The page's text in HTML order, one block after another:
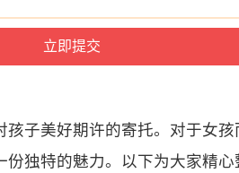
子美好期许的寄托。对于女
独特的魅力。以下为大家精